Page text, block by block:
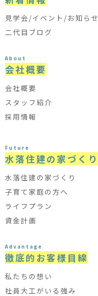
見学会/イベント/お知らせ
二代目ブログ
About
会社概要
会社概要
スタッフ紹介
採用情報
Future
水落住建の家づくり
水落住建の家づくり
子育て家庭の方へ
ライフプラン
資金計画
Advantage
徹底的お客様目線
私たちの想い
社員大工がいる強み